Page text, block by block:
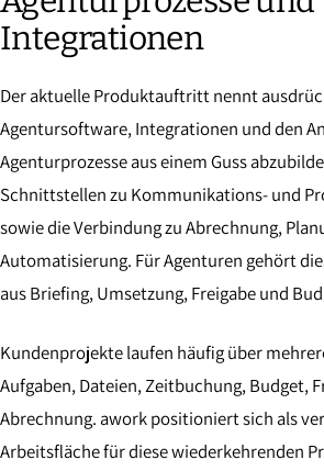
Integrationen
Der aktuelle Produktauftritt nennt
Agentursoftware, Integrationen und den
Agenturprozesse aus einem Guss
Schnittstellen zu Kommunikations- und
sowie die Verbindung zu Abrechnung,
Automatisierung. Für Agenturen gehört
aus Briefing, Umsetzung, Freigabe und
Kundenprojekte laufen häufig über
Aufgaben, Dateien, Zeitbuchung, Budget,
Abrechnung. awork positioniert sich als
Arbeitsfläche für diese wiederkehrenden